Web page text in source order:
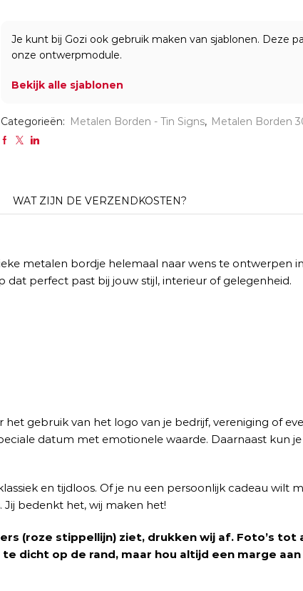
Medium
aantal
Je kunt bij Gozi ook gebruik maken van sjablonen. Deze
onze ontwerpmodule.
Bekijk alle sjablonen
Categorieën: Metalen Borden - Tin Signs, Metalen Borden
WAT ZIJN DE VERZENDKOSTEN?
metalen bordje helemaal naar wens te ontwerpen
perfect past bij jouw stijl, interieur of gelegenheid.
gebruik van het logo van je bedrijf, vereniging of
datum met emotionele waarde. Daarnaast kun
en tijdloos. Of je nu een persoonlijk cadeau wilt
bedenkt het, wij maken het!
(roze stippellijn) ziet, drukken wij af. Foto’s
dicht op de rand, maar hou altijd een marge